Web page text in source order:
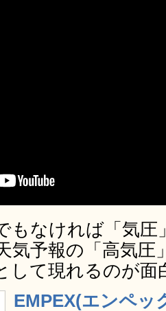
もなければ「気
気予報の「高気圧
して現れるのが面
EMPEX(エンペッ